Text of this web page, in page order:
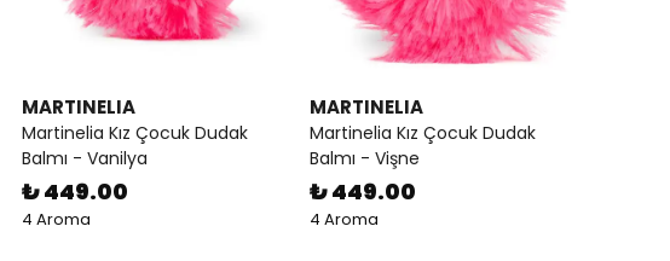
MARTINELIA
Martinelia Kız Çocuk Dudak
Balmı - Vanilya
₺ 449.00
4 Aroma
MARTINELIA
Martinelia Kız Çocuk Dudak
Balmı - Vişne
₺ 449.00
4 Aroma